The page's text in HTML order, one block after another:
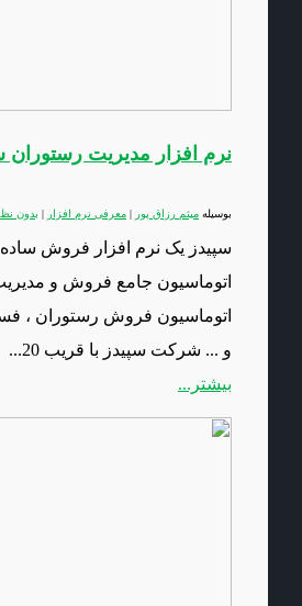
نرم افزار مدیریت رستوران
میثم رزاق پور |معرفی نرم افزار | بدون نظر
سپیدز یک نرم افزار فروش ساده
اتوماسیون جامع فروش و مدیریت
اتوماسیون فروش رستوران ، فست
و ... شرکت سپیدز با قریب 20...
بیشتر...